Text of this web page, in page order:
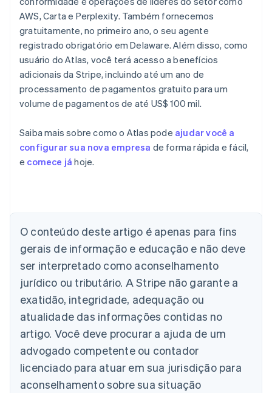
AWS, Carta e Perplexity. Também fornecemos
gratuitamente, no primeiro ano, o seu agente
registrado obrigatório em Delaware. Além disso, como
usuário do Atlas, você terá acesso a benefícios
adicionais da Stripe, incluindo até um ano de
processamento de pagamentos gratuito para um
volume de pagamentos de até US$ 100 mil.
Saiba mais sobre como o Atlas pode ajudar você a
configurar sua nova empresa de forma rápida e fácil,
e comece já hoje.
O conteúdo deste artigo é apenas para fins
gerais de informação e educação e não deve
ser interpretado como aconselhamento
jurídico ou tributário. A Stripe não garante a
exatidão, integridade, adequação ou
atualidade das informações contidas no
artigo. Você deve procurar a ajuda de um
advogado competente ou contador
licenciado para atuar em sua jurisdição para
aconselhamento sobre sua situação
Austrália
Áustria
DeutschEnglish
Bélgica
English
Brasil
Português English
Bulgária
English
Canadá
English Français
China continental
简体中文 English